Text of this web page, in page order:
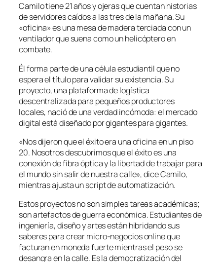
Camilo tiene 21 años y ojeras que cuentan historias
de servidores caídos a las tres de la mañana. Su
«oficina» es una mesa de madera terciada con un
ventilador que suena como un helicóptero en
combate.
Él forma parte de una célula estudiantil que no
espera el título para validar su existencia. Su
proyecto, una plataforma de logística
descentralizada para pequeños productores
locales, nació de una verdad incómoda: el mercado
digital está diseñado por gigantes para gigantes.
«Nos dijeron que el éxito era una oficina en un piso
20. Nosotros descubrimos que el éxito es una
conexión de fibra óptica y la libertad de trabajar para
el mundo sin salir de nuestra calle», dice Camilo,
mientras ajusta un script de automatización.
Estos proyectos no son simples tareas académicas;
son artefactos de guerra económica. Estudiantes de
ingeniería, diseño y artes están hibridando sus
saberes para crear micro-negocios online que
facturan en moneda fuerte mientras el peso se
desangra en la calle. Es la democratización del